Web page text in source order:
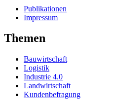
Publikationen
Impressum
Themen
Bauwirtschaft
Logistik
Industrie 4.0
Landwirtschaft
Kundenbefragung